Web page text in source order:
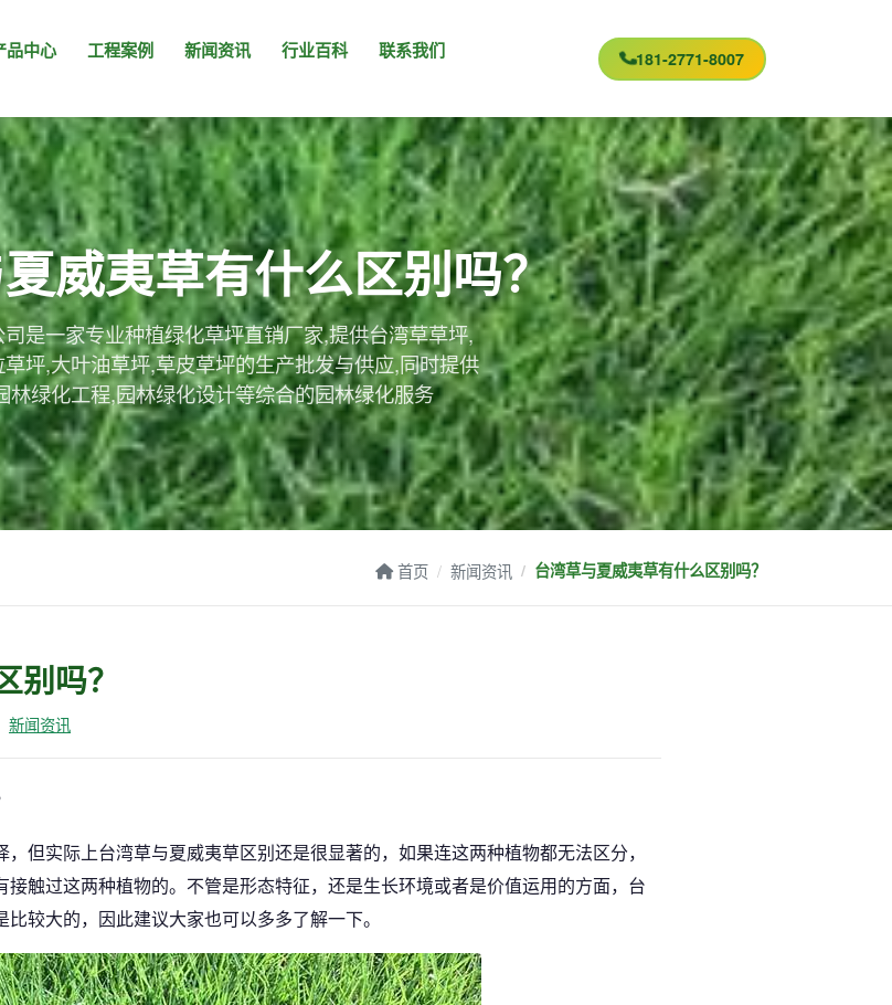
品中心 工程案例 新闻资讯 行业百科 联系我们 181-2771-8007
威夷草有什么区别吗？
是一家专业种植绿化草坪直销厂家,提供台湾草草坪,
坪,大叶油草坪,草皮草坪的生产批发与供应,同时提供
林绿化工程,园林绿化设计等综合的园林绿化服务
首页 新闻资讯 台湾草与夏威夷草有什么区别吗？
别吗？
新闻资讯
，但实际上台湾草与夏威夷草区别还是很显著的，如果连这两种植物都无法区分，
触过这两种植物的。不管是形态特征，还是生长环境或者是价值运用的方面，台
较大的，因此建议大家也可以多多了解一下。